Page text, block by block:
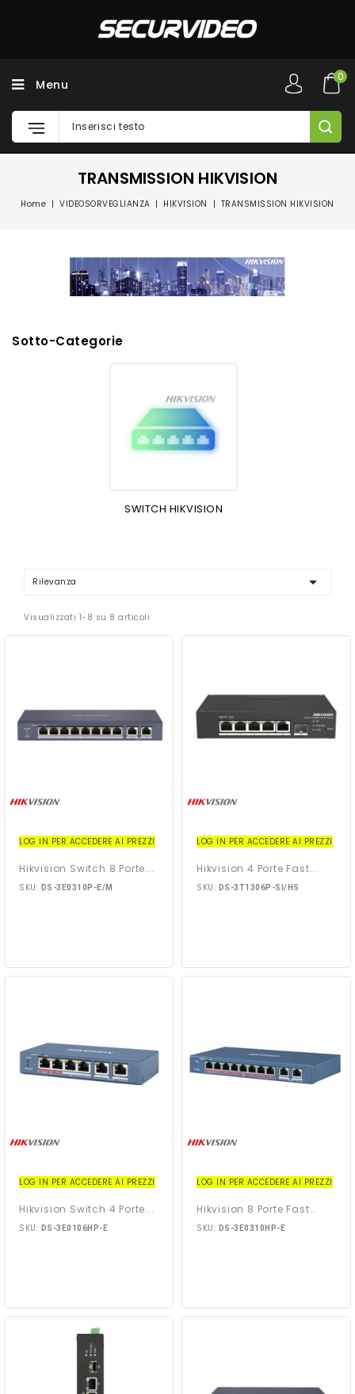
Menu
0
TRANSMISSION HIKVISION
Home VIDEOSORVEGLIANZA HIKVISION TRANSMISSION HIKVISION
Sotto-Categorie
SWITCH HIKVISION
Rilevanza 
Visualizzati 1-8 su 8 articoli
LOG IN PER ACCEDERE AI PREZZI
Hikvision Switch 8 Porte...
SKU: DS-3E0310P-E/M
LOG IN PER ACCEDERE AI PREZZI
Hikvision 4 Porte Fast...
SKU: DS-3T1306P-SI/HS
LOG IN PER ACCEDERE AI PREZZI
Hikvision Switch 4 Porte...
SKU: DS-3E0106HP-E
LOG IN PER ACCEDERE AI PREZZI
Hikvision 8 Porte Fast...
SKU: DS-3E0310HP-E